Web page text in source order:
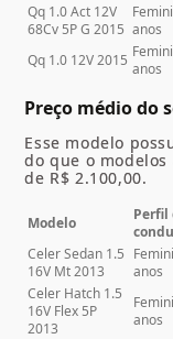
Qq 1.0 Act 12V
68Cv 5P G 2015 anos
Qq 1.0 12V 2015 anos
Preço médio do
Esse modelo
do que o
de R$ 2.100,00.
Modelo
Perfil
Celer Sedan 1.5
16V Mt 2013
anos
Celer Hatch 1.5
16V Flex 5P
2013
anos